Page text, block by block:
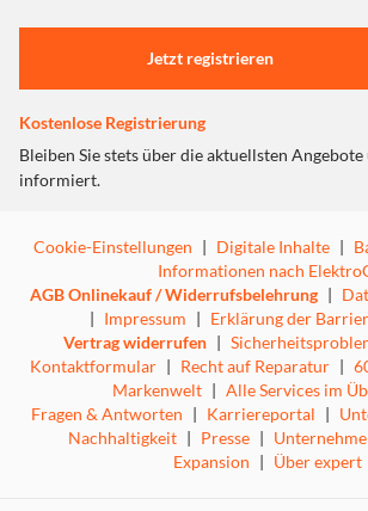
Einstellungen anpassen
Jetzt registrieren
Kostenlose Registrierung
Bleiben Sie stets über die aktuellsten
informiert.
Cookie-Einstellungen | Digitale Inhalte |
Informationen nach
AGB Onlinekauf / Widerrufsbelehrung |
| Impressum | Erklärung der
Vertrag widerrufen |
Kontaktformular | Recht auf Reparatur |
Markenwelt | Alle Services im
Fragen & Antworten | Karriereportal |
Nachhaltigkeit | Presse |
Expansion | Über expert